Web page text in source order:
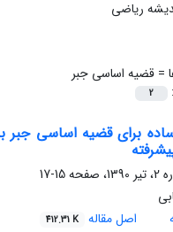
=قضیه اساسی جبر
2
برای قضیه اساسی جبر
15-17
اصل مقاله 412.31 K